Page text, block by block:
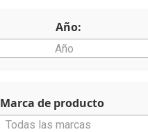
Año:
Año
Marca de producto
Todas las marcas